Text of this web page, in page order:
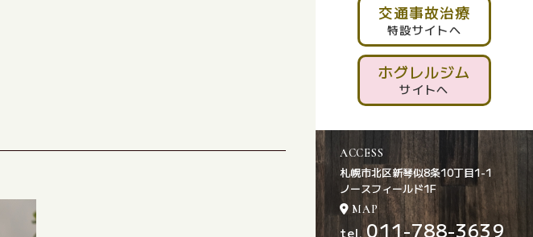
交通事故治療
特設サイトへ
ホグレルジム
サイトへ
ACCESS
札幌市北区新琴似8条10丁目1-1
ノースフィールド1F
MAP
tel.011-788-3639